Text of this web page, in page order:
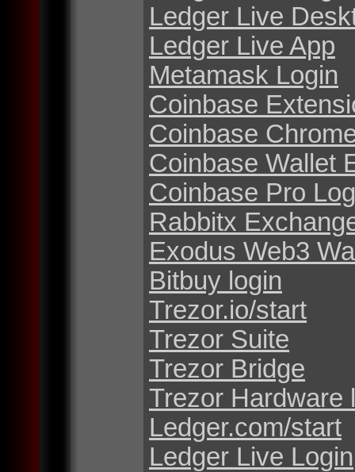
Ledger Live
Ledger Live App
Metamask Login
Coinbase
Coinbase
Coinbase Wallet
Coinbase Pro
Rabbitx
Exodus Web3
Bitbuy login
Trezor.io/start
Trezor Suite
Trezor Bridge
Trezor Hardware
Ledger.com/start
Ledger Live Login